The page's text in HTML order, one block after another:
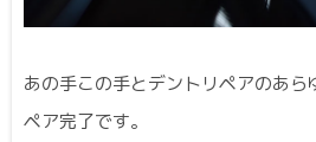
あの手この手とデントリペアのあら
ペア完了です。